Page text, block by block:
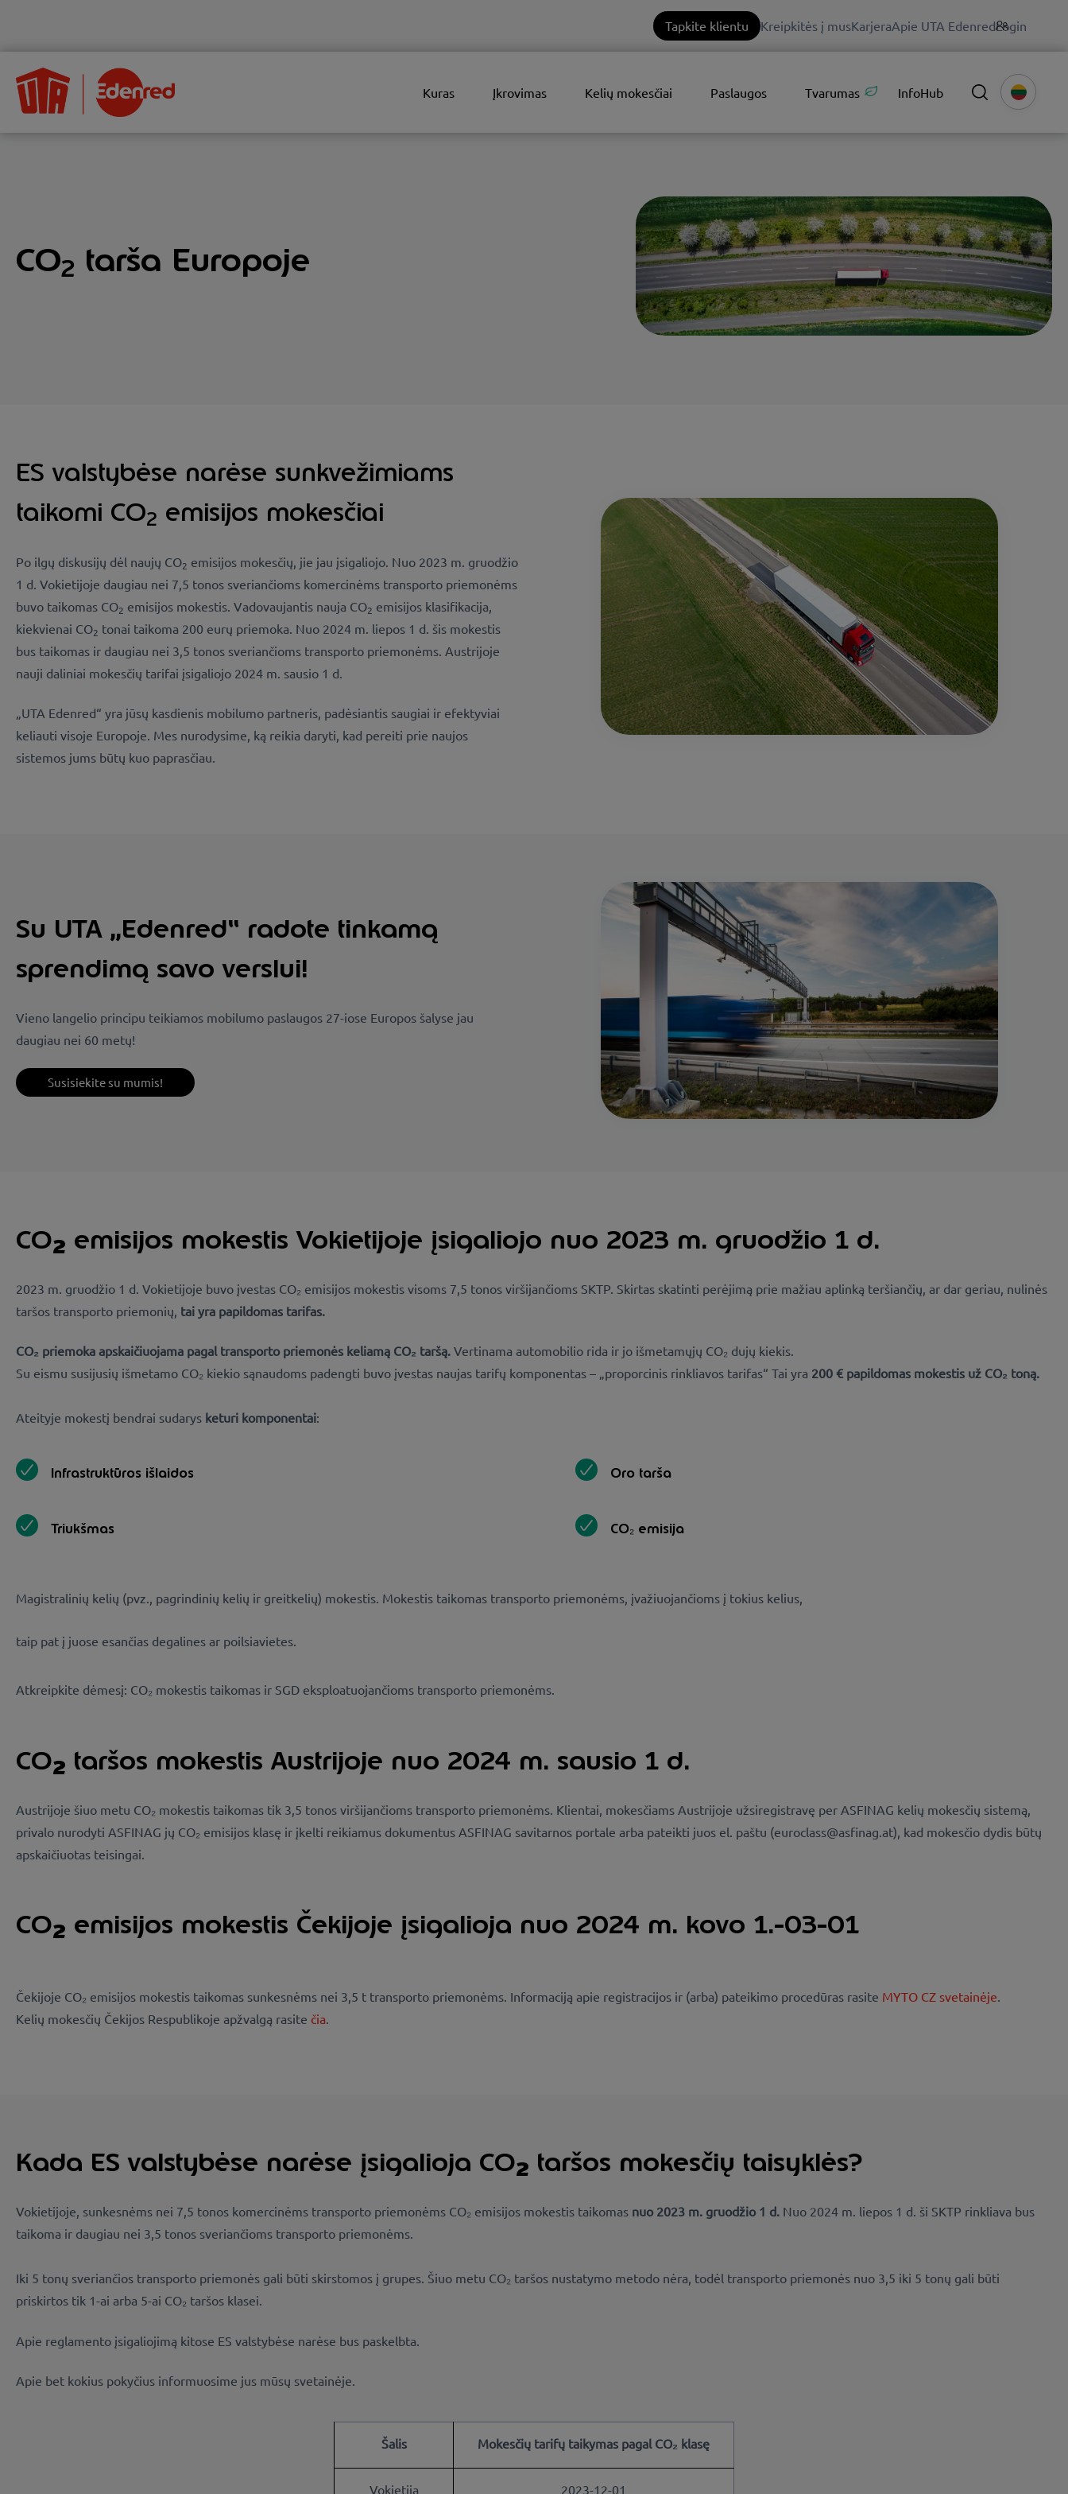
Tapkite klientu Kreipkitės į musKarjeraApie UTA EdenredLogin
Kuras Įkrovimas Kelių mokesčiai Paslaugos Tvarumas InfoHub
CO2 tarša Europoje
ES valstybėse narėse sunkvežimiams
taikomi CO2 emisijos mokesčiai
Po ilgų diskusijų dėl naujų CO2 emisijos mokesčių, jie jau įsigaliojo. Nuo 2023 m. gruodžio
1 d. Vokietijoje daugiau nei 7,5 tonos sveriančioms komercinėms transporto priemonėms
buvo taikomas CO2 emisijos mokestis. Vadovaujantis nauja CO2 emisijos klasifikacija,
kiekvienai CO2 tonai taikoma 200 eurų priemoka. Nuo 2024 m. liepos 1 d. šis mokestis
bus taikomas ir daugiau nei 3,5 tonos sveriančioms transporto priemonėms. Austrijoje
nauji daliniai mokesčių tarifai įsigaliojo 2024 m. sausio 1 d.
„UTA Edenred“ yra jūsų kasdienis mobilumo partneris, padėsiantis saugiai ir efektyviai
keliauti visoje Europoje. Mes nurodysime, ką reikia daryti, kad pereiti prie naujos
sistemos jums būtų kuo paprasčiau.
Su UTA „Edenred“ radote tinkamą
sprendimą savo verslui!
Vieno langelio principu teikiamos mobilumo paslaugos 27-iose Europos šalyse jau
daugiau nei 60 metų!
Susisiekite su mumis!
CO2 emisijos mokestis Vokietijoje įsigaliojo nuo 2023 m. gruodžio 1 d.
2023 m. gruodžio 1 d. Vokietijoje buvo įvestas CO₂ emisijos mokestis visoms 7,5 tonos viršijančioms SKTP. Skirtas skatinti perėjimą prie mažiau aplinką teršiančių, ar dar geriau, nulinės
taršos transporto priemonių, tai yra papildomas tarifas.
CO₂ priemoka apskaičiuojama pagal transporto priemonės keliamą CO₂ taršą. Vertinama automobilio rida ir jo išmetamųjų CO₂ dujų kiekis.
Su eismu susijusių išmetamo CO₂ kiekio sąnaudoms padengti buvo įvestas naujas tarifų komponentas – „proporcinis rinkliavos tarifas“ Tai yra 200 € papildomas mokestis už CO₂ toną.
Ateityje mokestį bendrai sudarys keturi komponentai:
Infrastruktūros išlaidos Oro tarša
Triukšmas CO₂ emisija
Magistralinių kelių (pvz., pagrindinių kelių ir greitkelių) mokestis. Mokestis taikomas transporto priemonėms, įvažiuojančioms į tokius kelius,
taip pat į juose esančias degalines ar poilsiavietes.
Atkreipkite dėmesį: CO₂ mokestis taikomas ir SGD eksploatuojančioms transporto priemonėms.
CO2 taršos mokestis Austrijoje nuo 2024 m. sausio 1 d.
Austrijoje šiuo metu CO₂ mokestis taikomas tik 3,5 tonos viršijančioms transporto priemonėms. Klientai, mokesčiams Austrijoje užsiregistravę per ASFINAG kelių mokesčių sistemą,
privalo nurodyti ASFINAG jų CO₂ emisijos klasę ir įkelti reikiamus dokumentus ASFINAG savitarnos portale arba pateikti juos el. paštu (euroclass@asfinag.at), kad mokesčio dydis būtų
apskaičiuotas teisingai.
CO2 emisijos mokestis Čekijoje įsigalioja nuo 2024 m. kovo 1.-03-01
Čekijoje CO₂ emisijos mokestis taikomas sunkesnėms nei 3,5 t transporto priemonėms. Informaciją apie registracijos ir (arba) pateikimo procedūras rasite MYTO CZ svetainėje
Kelių mokesčių Čekijos Respublikoje apžvalgą rasite čia
Kada ES valstybėse narėse įsigalioja CO2 taršos mokesčių taisyklės?
Vokietijoje, sunkesnėms nei 7,5 tonos komercinėms transporto priemonėms CO₂ emisijos mokestis taikomas nuo 2023 m. gruodžio 1 d. Nuo 2024 m. liepos 1 d. ši SKTP rinkliava bus
taikoma ir daugiau nei 3,5 tonos sveriančioms transporto priemonėms.
Iki 5 tonų sveriančios transporto priemonės gali būti skirstomos į grupes. Šiuo metu CO₂ taršos nustatymo metodo nėra, todėl transporto priemonės nuo 3,5 iki 5 tonų gali būti
priskirtos tik 1-ai arba 5-ai CO₂ taršos klasei.
Apie reglamento įsigaliojimą kitose ES valstybėse narėse bus paskelbta.
Apie bet kokius pokyčius informuosime jus mūsų svetainėje.
Šalis Mokesčių tarifų taikymas pagal CO₂ klasę
Vokietija 2023-12-01